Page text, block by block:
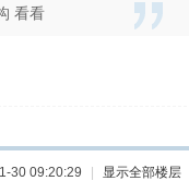
看看
30 09:20:29 | 显示全部楼层